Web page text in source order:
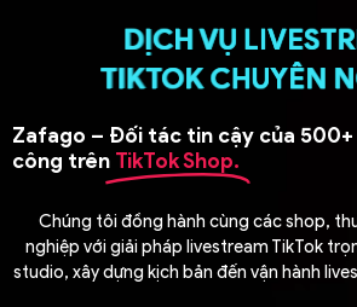
DỊCH VỤ
TIKTOK CHUYÊN
DỊCH VỤ
TIKTOK CHUYÊN
DỊCH VỤ
TIKTOK CHUYÊN
DỊCH VỤ
TIKTOK CHUYÊN
DỊCH VỤ
TIKTOK CHUYÊN
DỊCH VỤ
TIKTOK CHUYÊN
DỊCH VỤ
TIKTOK CHUYÊN
DỊCH VỤ
TIKTOK CHUYÊN
Zafago – Đối tác tin cậy của
công trên TikTok Shop.
Chúng tôi đồng hành cùng các shop,
nghiệp với giải pháp livestream TikTok
studio, xây dựng kịch bản đến vận hành